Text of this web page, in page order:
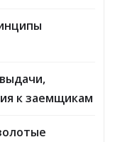
к заемщикам